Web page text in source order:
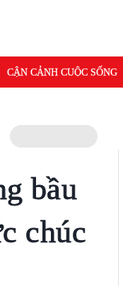
CẬN CẢNH CUỘC SỐNG
bầu
chúc